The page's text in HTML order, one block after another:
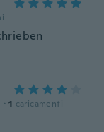
· 1 caricamenti